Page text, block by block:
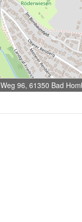
96, 61350 Bad